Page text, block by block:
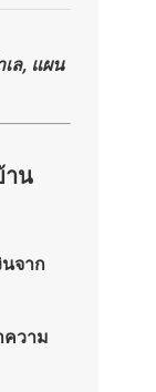
ล, แผน
าน
จาก
ความ